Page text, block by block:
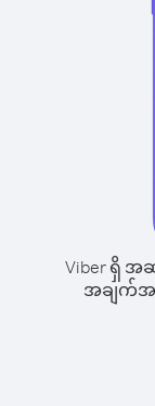
Viber ရှိ
အချက်အ